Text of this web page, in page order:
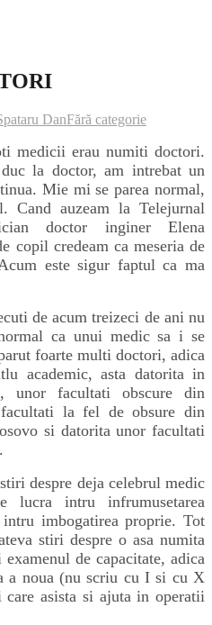
DanFără categorie
medicii erau numiti doctori.
la doctor, am intrebat un
Mie mi se parea normal,
Cand auzeam la Telejurnal
doctor inginer Elena
copil credeam ca meseria de
este sigur faptul ca ma
de acum treizeci de ani nu
ca unui medic sa i se
foarte multi doctori, adica
academic, asta datorita in
unor facultati obscure din
la fel de obsure din
si datorita unor facultati
despre deja celebrul medic
lucra intru infrumusetarea
imbogatirea proprie. Tot
stiri despre o asa numita
de capacitate, adica
a noua (nu scriu cu I si cu X
care asista si ajuta in operatii